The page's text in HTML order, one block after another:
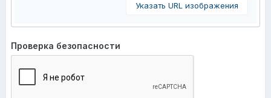
Указать URL изображения
Проверка безопасности